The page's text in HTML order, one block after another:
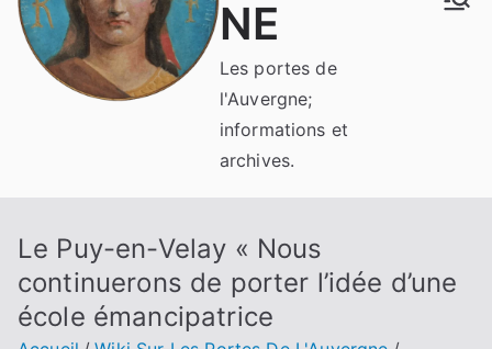
NE
Les portes de
l'Auvergne;
informations et
archives.
Le Puy-en-Velay « Nous
continuerons de porter l’idée d’une
école émancipatrice